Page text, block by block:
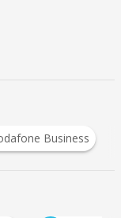
Business